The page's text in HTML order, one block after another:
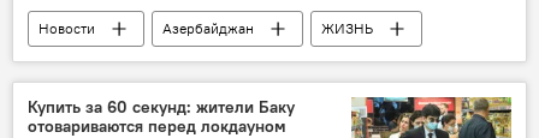
Новости Азербайджан
ЖИЗНЬ
Экономика
карантин
Баку
покупатели
Купить за 60 секунд: жители Баку
отовариваются перед локдауном